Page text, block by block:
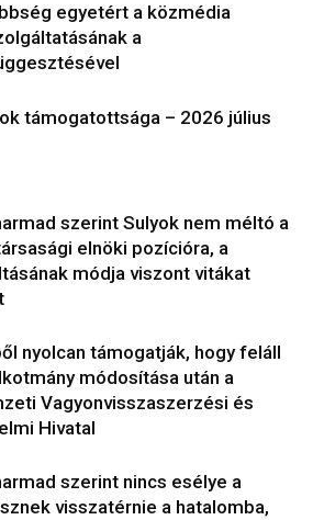
egyetért a közmédia
a
támogatottsága – 2026 július
szerint Sulyok nem méltó a
elnöki pozícióra, a
módja viszont vitákat
nyolcan támogatják, hogy feláll
módosítása után a
Vagyonvisszaszerzési és
Hivatal
szerint nincs esélye a
visszatérnie a hatalomba,